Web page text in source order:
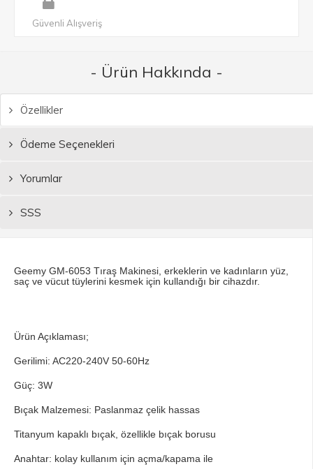
Güvenli Alışveriş
- Ürün Hakkında -
Özellikler
Ödeme Seçenekleri
Yorumlar
SSS
Geemy GM-6053 Tıraş Makinesi, erkeklerin ve kadınların yüz,
saç ve vücut tüylerini kesmek için kullandığı bir cihazdır.
Ürün Açıklaması;
Gerilimi: AC220-240V 50-60Hz
Güç: 3W
Bıçak Malzemesi: Paslanmaz çelik hassas
Titanyum kapaklı bıçak, özellikle bıçak borusu
Anahtar: kolay kullanım için açma/kapama ile